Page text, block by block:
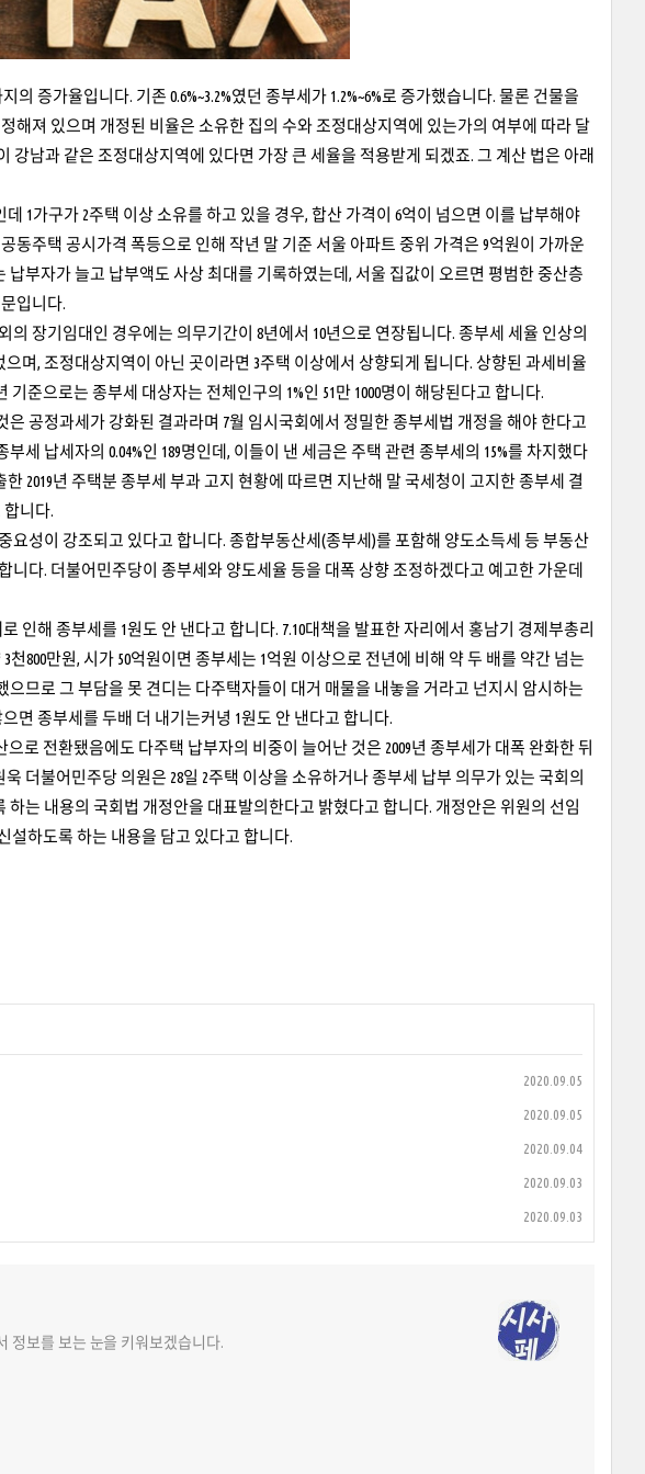
증가율입니다. 기존 0.6%~3.2%였던 종부세가 1.2%~6%로 증가했습니다. 물론 건물을
해져 있으며 개정된 비율은 소유한 집의 수와 조정대상지역에 있는가의 여부에 따라 달
강남과 같은 조정대상지역에 있다면 가장 큰 세율을 적용받게 되겠죠. 그 계산 법은 아래
1가구가 2주택 이상 소유를 하고 있을 경우, 합산 가격이 6억이 넘으면 이를 납부해야
동주택 공시가격 폭등으로 인해 작년 말 기준 서울 아파트 중위 가격은 9억원이 가까운
부자가 늘고 납부액도 사상 최대를 기록하였는데, 서울 집값이 오르면 평범한 중산층
입니다.
장기임대인 경우에는 의무기간이 8년에서 10년으로 연장됩니다. 종부세 세율 인상의
며, 조정대상지역이 아닌 곳이라면 3주택 이상에서 상향되게 됩니다. 상향된 과세비율
기준으로는 종부세 대상자는 전체인구의 1%인 51만 1000명이 해당된다고 합니다.
공정과세가 강화된 결과라며 7월 임시국회에서 정밀한 종부세법 개정을 해야 한다고
세 납세자의 0.04%인 189명인데, 이들이 낸 세금은 주택 관련 종부세의 15%를 차지했다
2019년 주택분 종부세 부과 고지 현황에 따르면 지난해 말 국세청이 고지한 종부세 결
합니다.
요성이 강조되고 있다고 합니다. 종합부동산세(종부세)를 포함해 양도소득세 등 부동산
다. 더불어민주당이 종부세와 양도세율 등을 대폭 상향 조정하겠다고 예고한 가운데
인해 종부세를 1원도 안 낸다고 합니다. 7.10대책을 발표한 자리에서 홍남기 경제부총리
800만원, 시가 50억원이면 종부세는 1억원 이상으로 전년에 비해 약 두 배를 약간 넘는
므로 그 부담을 못 견디는 다주택자들이 대거 매물을 내놓을 거라고 넌지시 암시하는
면 종부세를 두배 더 내기는커녕 1원도 안 낸다고 합니다.
로 전환됐음에도 다주택 납부자의 비중이 늘어난 것은 2009년 종부세가 대폭 완화한 뒤
더불어민주당 의원은 28일 2주택 이상을 소유하거나 종부세 납부 의무가 있는 국회의
는 내용의 국회법 개정안을 대표발의한다고 밝혔다고 합니다. 개정안은 위원의 선임
설하도록 하는 내용을 담고 있다고 합니다.
2020.09.05
2020.09.05
2020.09.04
2020.09.03
2020.09.03
정보를 보는 눈을 키워보겠습니다.